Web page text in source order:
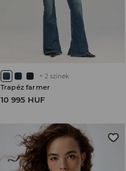
+ 2 színek
Trapéz farmer
10 995 HUF